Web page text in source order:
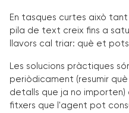
En tasques curtes això
pila de text creix fins a
llavors cal triar: què et
Les solucions pràctiques
periòdicament (resumir
detalls que ja no
fitxers que l'agent pot